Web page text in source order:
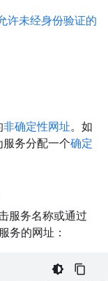
许未经身份验证的
非确定性网址。如
服务分配一个确定
服务名称或通过
务的网址：